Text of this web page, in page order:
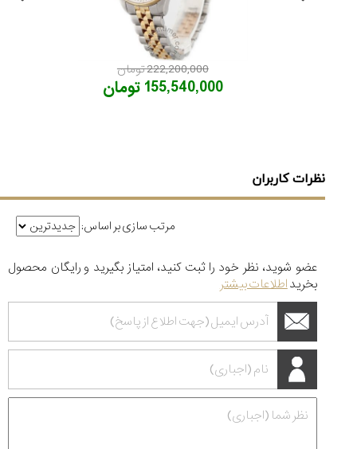
222,200,000 تومان
155,540,000 تومان
نظرات کاربران
مرتب سازی بر اساس:
عضو شوید، نظر خود را ثبت کنید، امتیاز بگیرید و رایگان محصول
بخریداطلاعات بیشتر